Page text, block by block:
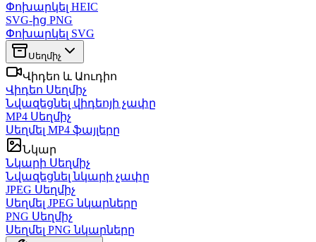
Փոխարկել HEIC
SVG-ից PNG
Փոխարկել SVG
Սեղմիչ
Վիդեո և Աուդիո
Վիդեո Սեղմիչ
Նվազեցնել վիդեոյի չափը
MP4 Սեղմիչ
Սեղմել MP4 ֆայլերը
Նկար
Նկարի Սեղմիչ
Նվազեցնել նկարի չափը
JPEG Սեղմիչ
Սեղմել JPEG նկարները
PNG Սեղմիչ
Սեղմել PNG նկարները